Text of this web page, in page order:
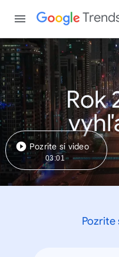
Rok
Pozrite si video
03:01
Pozrite